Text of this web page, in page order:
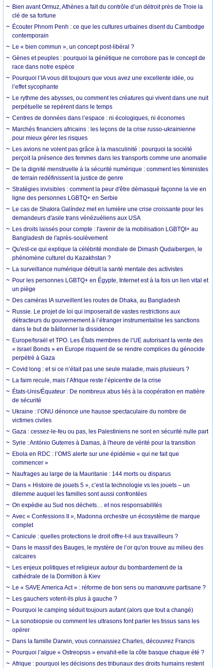
Bien avant Ormuz, Athènes a fait du contrôle d’un détroit près de Troie la
clé de sa fortune
Écouter Phnom Penh : ce que les cultures urbaines disent du Cambodge
contemporain
Le « bien commun », un concept post-libéral ?
Gènes et peuples : pourquoi la génétique ne corrobore pas le concept de
race dans notre espèce
Pourquoi l’IA vous dit toujours que vous avez une excellente idée, ou
l’effet sycophante
Le rythme des abysses, ou comment les créatures qui vivent dans une nuit
perpétuelle se repèrent dans le temps
Centres de données dans l’espace : ni écologiques, ni économes
Marchés financiers africains : les leçons de la crise russo-ukrainienne
pour mieux gérer les risques
Les avions ne volent pas grâce à la masculinité : pourquoi la société
perçoit la présence des femmes dans les transports comme une anomalie
De la dignité menstruelle à la sécurité numérique : comment les féministes
de terrain redéfinissent la justice de genre
Stratégies invisibles : comment la peur d'être démasqué façonne la vie en
ligne des personnes LGBTQ+ en Serbie
Le cas de Shakira Galíndez met en lumière une crise croissante pour les
demandeurs d'asile trans vénézuéliens aux USA
Les droits laissés pour compte : l'avenir de la mobilisation LGBTQI+ au
Bangladesh de l'après-soulèvement
Qu'est-ce qui explique la célébrité mondiale de Dimash Qudaibergen, le
phénomène culturel du Kazakhstan ?
La surveillance numérique détruit la santé mentale des activistes
Pour les personnes LGBTQ+ en Égypte, Internet est à la fois un lien vital et
un piège
Des caméras IA surveillent les routes de Dhaka, au Bangladesh
Russie. Le projet de loi qui imposerait de vastes restrictions aux
détracteurs du gouvernement à l’étranger instrumentalise les sanctions
dans le but de bâillonner la dissidence
Europe/Israël et TPO. Les États membres de l’UE autorisant la vente des
« Israel Bonds » en Europe risquent de se rendre complices du génocide
perpétré à Gaza
Covid long : et si ce n’était pas une seule maladie, mais plusieurs ?
La faim recule, mais l’Afrique reste l’épicentre de la crise
États-Unis/Équateur : De nombreux abus liés à la coopération en matière
de sécurité
Ukraine : l’ONU dénonce une hausse spectaculaire du nombre de
victimes civiles
Gaza : cessez-le-feu ou pas, les Palestiniens ne sont en sécurité nulle part
Syrie : António Guterres à Damas, à l'heure de vérité pour la transition
Ebola en RDC : l’OMS alerte sur une épidémie « qui ne fait que
commencer »
Naufrages au large de la Mauritanie : 144 morts ou disparus
Dans « Histoire de jouets 5 », c’est la technologie vs les jouets – un
dilemme auquel les familles sont aussi confrontées
On expédie au Sud nos déchets… et nos responsabilités
Avec « Confessions II », Madonna orchestre un écosystème de marque
complet
Canicule : quelles protections le droit offre-t-il aux travailleurs ?
Dans le massif des Bauges, le mystère de l’or qu'on trouve au milieu des
calcaires
Les enjeux politiques et religieux autour du bombardement de la
cathédrale de la Dormition à Kiev
Le « SAVE America Act » : réforme de bon sens ou manœuvre partisane ?
Les gauchers votent-ils plus à gauche ?
Pourquoi le camping séduit toujours autant (alors que tout a changé)
La sonobiopsie ou comment les ultrasons font parler les tissus sans les
opérer
Dans la famille Darwin, vous connaissiez Charles, découvrez Francis
Pourquoi l’algue « Ostreopsis » envahit-elle la côte basque chaque été ?
Afrique : pourquoi les décisions des tribunaux des droits humains restent